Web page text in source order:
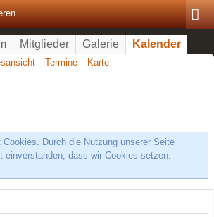
Mitglieder Galerie Kalender
Termine Karte
Cookies. Durch die Nutzung unserer Seite
einverstanden, dass wir Cookies setzen.